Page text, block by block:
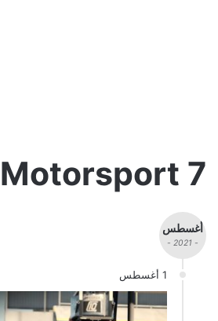
7
أغسطس
- 2021 -
1 أغسطس